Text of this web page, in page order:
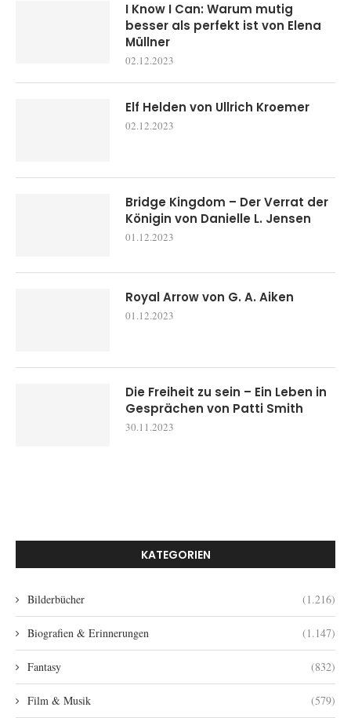
I Know I Can: Warum mutig
besser als perfekt ist von Elena
Müllner
02.12.2023
Elf Helden von Ullrich Kroemer
02.12.2023
Bridge Kingdom – Der Verrat der
Königin von Danielle L. Jensen
01.12.2023
Royal Arrow von G. A. Aiken
01.12.2023
Die Freiheit zu sein – Ein Leben in
Gesprächen von Patti Smith
30.11.2023
KATEGORIEN
Bilderbücher (1.216)
Biografien & Erinnerungen (1.147)
Fantasy (832)
Film & Musik (579)